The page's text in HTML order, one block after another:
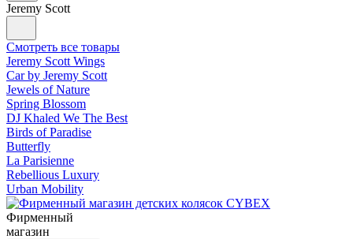
Jeremy Scott
Смотреть все товары
Jeremy Scott Wings
Car by Jeremy Scott
Jewels of Nature
Spring Blossom
DJ Khaled We The Best
Birds of Paradise
Butterfly
La Parisienne
Rebellious Luxury
Urban Mobility
Фирменный
магазин